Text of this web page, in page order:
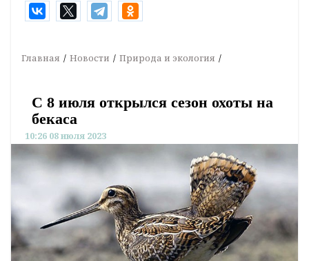
Главная Новости Природа и экология
С 8 июля открылся сезон охоты на
бекаса
10:26 08 июля 2023